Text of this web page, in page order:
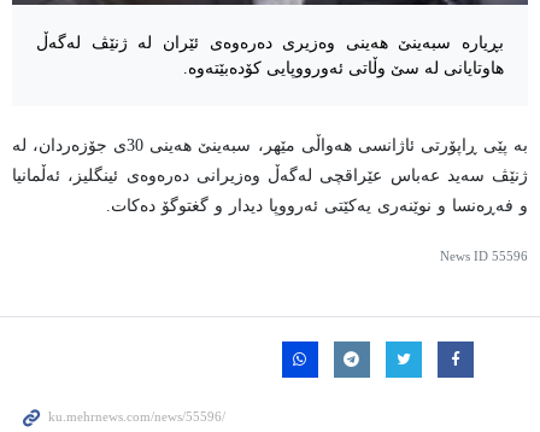
بڕیارە سبەینێ هەینی وەزیری دەرەوەی ئێران لە ژنێڤ لەگەڵ
هاوتایانی لە سێ وڵاتی ئەورووپایی کۆدەبێتەوە.
بە پێی ڕاپۆرتی ئاژانسی هەواڵی مێهر، سبەینێ هەینی 30ی جۆزەردان، لە
ژنێڤ سەید عەباس عێراقچی لەگەڵ وەزیرانی دەرەوەی ئینگلیز، ئەڵمانیا
و فەڕەنسا و نوێنەری یەکێتی ئەرووپا دیدار و گغتوگۆ دەکات.
News ID 55596